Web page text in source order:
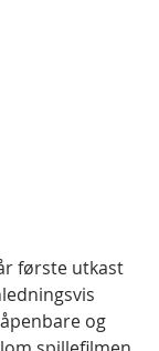
første utkast
og